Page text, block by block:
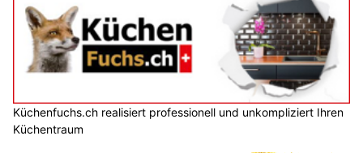
Küchenfuchs.ch realisiert professionell und unkompliziert Ihren
Küchentraum